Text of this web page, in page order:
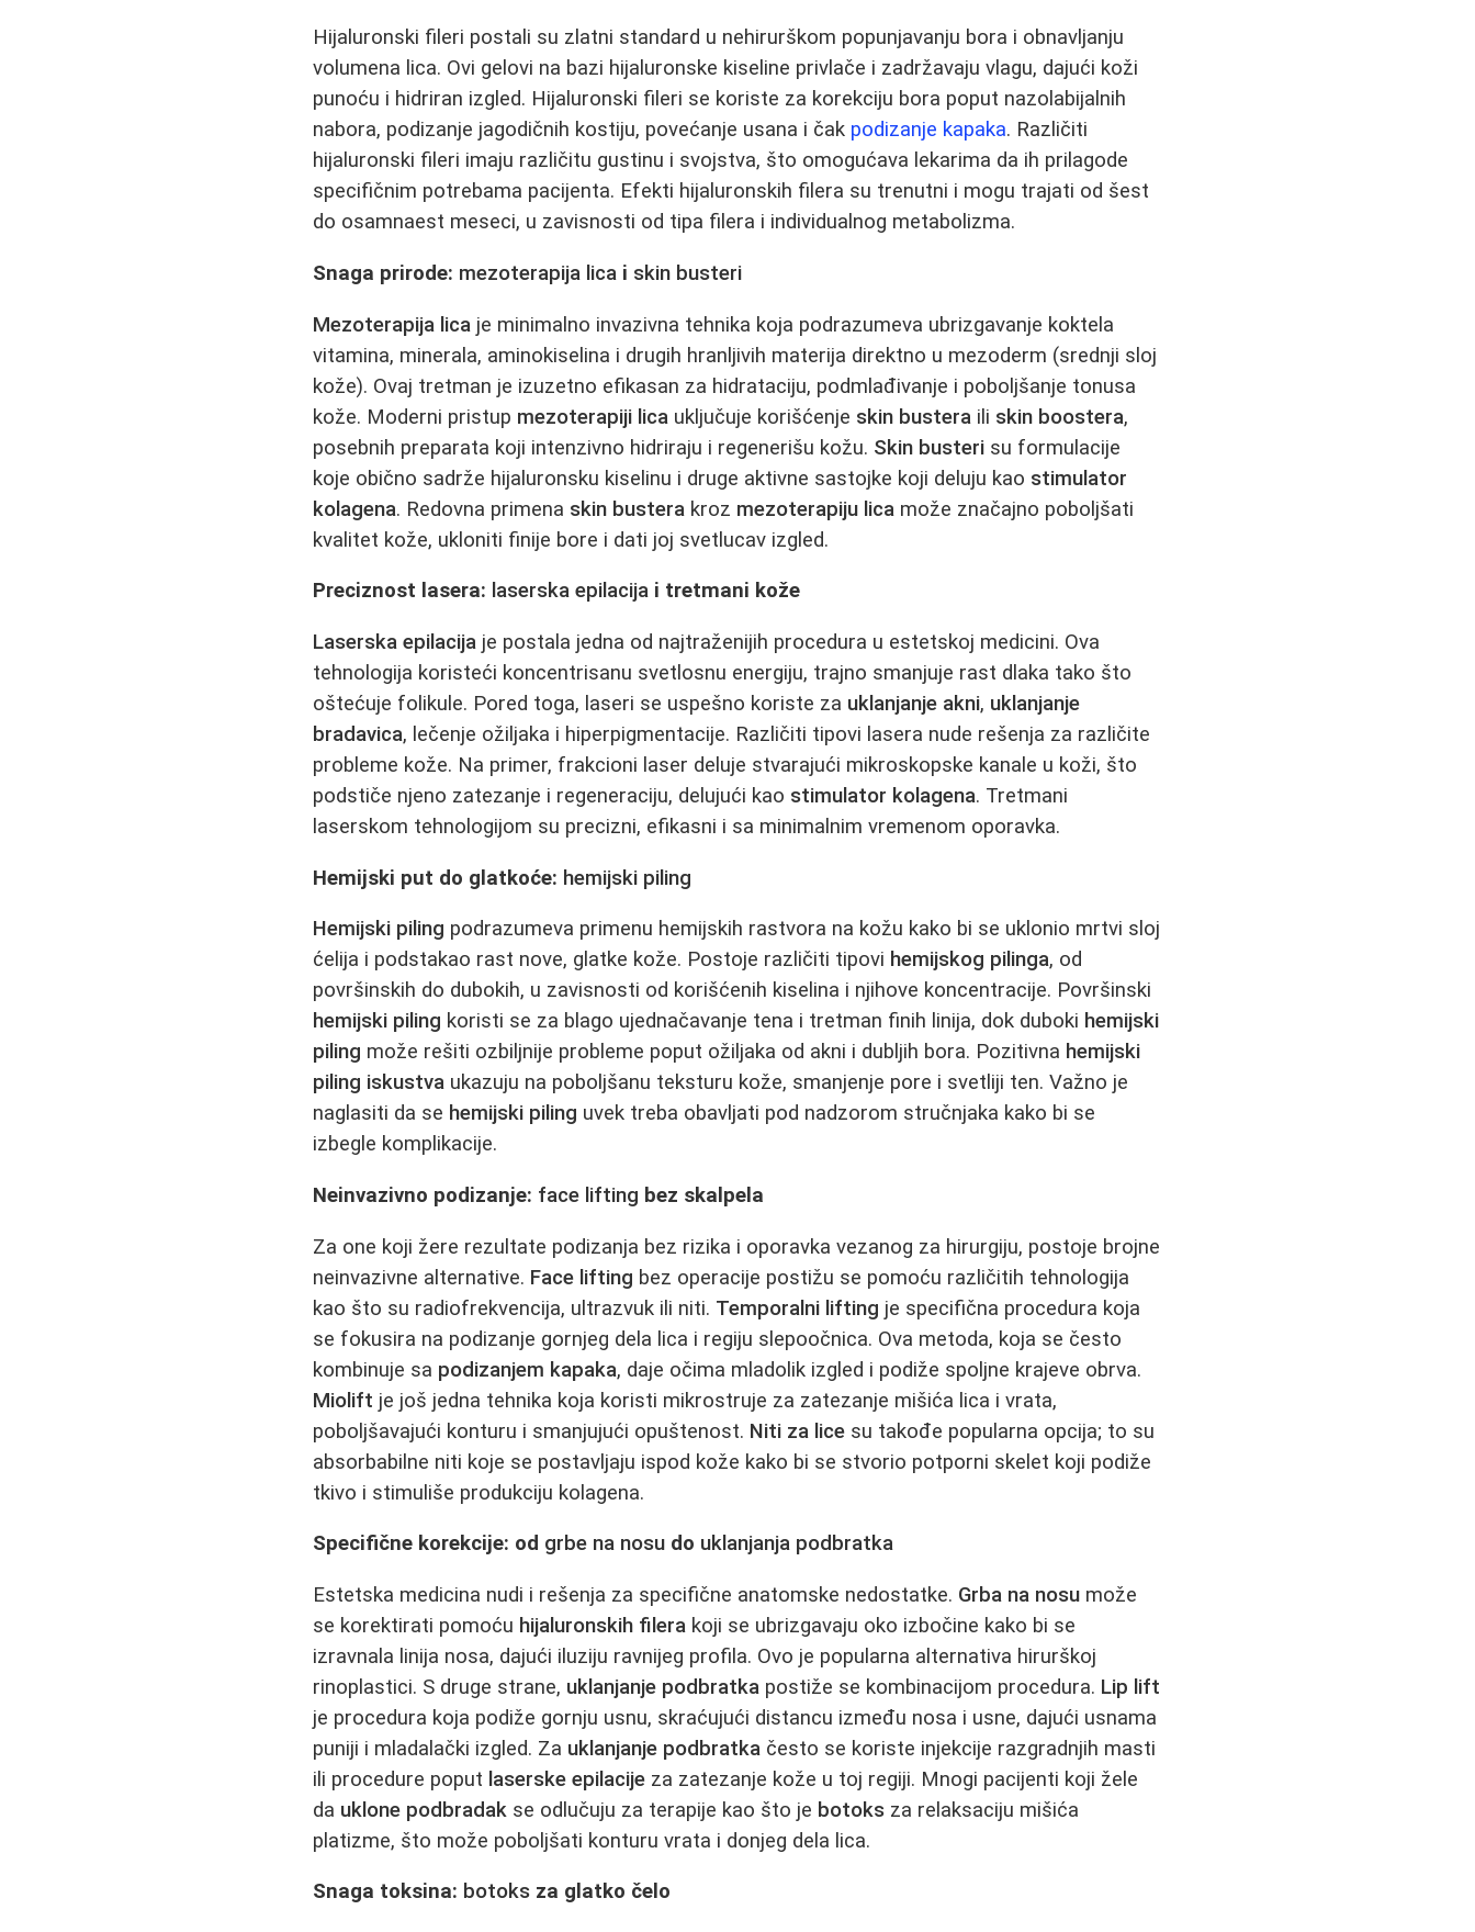
Hijaluronski fileri postali su zlatni standard u nehirurškom popunjavanju bora i obnavljanju
volumena lica. Ovi gelovi na bazi hijaluronske kiseline privlače i zadržavaju vlagu, dajući koži
punoću i hidriran izgled. Hijaluronski fileri se koriste za korekciju bora poput nazolabijalnih
nabora, podizanje jagodičnih kostiju, povećanje usana i čak podizanje kapaka. Različiti
hijaluronski fileri imaju različitu gustinu i svojstva, što omogućava lekarima da ih prilagode
specifičnim potrebama pacijenta. Efekti hijaluronskih filera su trenutni i mogu trajati od šest
do osamnaest meseci, u zavisnosti od tipa filera i individualnog metabolizma.
Snaga prirode: mezoterapija lica i skin busteri
Mezoterapija lica je minimalno invazivna tehnika koja podrazumeva ubrizgavanje koktela
vitamina, minerala, aminokiselina i drugih hranljivih materija direktno u mezoderm (srednji sloj
kože). Ovaj tretman je izuzetno efikasan za hidrataciju, podmlađivanje i poboljšanje tonusa
kože. Moderni pristup mezoterapiji lica uključuje korišćenje skin bustera ili skin boostera,
posebnih preparata koji intenzivno hidriraju i regenerišu kožu. Skin busteri su formulacije
koje obično sadrže hijaluronsku kiselinu i druge aktivne sastojke koji deluju kao stimulator
kolagena. Redovna primena skin bustera kroz mezoterapiju lica može značajno poboljšati
kvalitet kože, ukloniti finije bore i dati joj svetlucav izgled.
Preciznost lasera: laserska epilacija i tretmani kože
Laserska epilacija je postala jedna od najtraženijih procedura u estetskoj medicini. Ova
tehnologija koristeći koncentrisanu svetlosnu energiju, trajno smanjuje rast dlaka tako što
oštećuje folikule. Pored toga, laseri se uspešno koriste za uklanjanje akni, uklanjanje
bradavica, lečenje ožiljaka i hiperpigmentacije. Različiti tipovi lasera nude rešenja za različite
probleme kože. Na primer, frakcioni laser deluje stvarajući mikroskopske kanale u koži, što
podstiče njeno zatezanje i regeneraciju, delujući kao stimulator kolagena. Tretmani
laserskom tehnologijom su precizni, efikasni i sa minimalnim vremenom oporavka.
Hemijski put do glatkoće: hemijski piling
Hemijski piling podrazumeva primenu hemijskih rastvora na kožu kako bi se uklonio mrtvi sloj
ćelija i podstakao rast nove, glatke kože. Postoje različiti tipovi hemijskog pilinga, od
površinskih do dubokih, u zavisnosti od korišćenih kiselina i njihove koncentracije. Površinski
hemijski piling koristi se za blago ujednačavanje tena i tretman finih linija, dok duboki hemijski
piling može rešiti ozbiljnije probleme poput ožiljaka od akni i dubljih bora. Pozitivna hemijski
piling iskustva ukazuju na poboljšanu teksturu kože, smanjenje pore i svetliji ten. Važno je
naglasiti da se hemijski piling uvek treba obavljati pod nadzorom stručnjaka kako bi se
izbegle komplikacije.
Neinvazivno podizanje: face lifting bez skalpela
Za one koji žere rezultate podizanja bez rizika i oporavka vezanog za hirurgiju, postoje brojne
neinvazivne alternative. Face lifting bez operacije postižu se pomoću različitih tehnologija
kao što su radiofrekvencija, ultrazvuk ili niti. Temporalni lifting je specifična procedura koja
se fokusira na podizanje gornjeg dela lica i regiju slepoočnica. Ova metoda, koja se često
kombinuje sa podizanjem kapaka, daje očima mladolik izgled i podiže spoljne krajeve obrva.
Miolift je još jedna tehnika koja koristi mikrostruje za zatezanje mišića lica i vrata,
poboljšavajući konturu i smanjujući opuštenost. Niti za lice su takođe popularna opcija; to su
absorbabilne niti koje se postavljaju ispod kože kako bi se stvorio potporni skelet koji podiže
tkivo i stimuliše produkciju kolagena.
Specifične korekcije: od grbe na nosu do uklanjanja podbratka
Estetska medicina nudi i rešenja za specifične anatomske nedostatke. Grba na nosu može
se korektirati pomoću hijaluronskih filera koji se ubrizgavaju oko izbočine kako bi se
izravnala linija nosa, dajući iluziju ravnijeg profila. Ovo je popularna alternativa hirurškoj
rinoplastici. S druge strane, uklanjanje podbratka postiže se kombinacijom procedura. Lip lift
je procedura koja podiže gornju usnu, skraćujući distancu između nosa i usne, dajući usnama
puniji i mladalački izgled. Za uklanjanje podbratka često se koriste injekcije razgradnjih masti
ili procedure poput laserske epilacije za zatezanje kože u toj regiji. Mnogi pacijenti koji žele
da uklone podbradak se odlučuju za terapije kao što je botoks za relaksaciju mišića
platizme, što može poboljšati konturu vrata i donjeg dela lica.
Snaga toksina: botoks za glatko čelo